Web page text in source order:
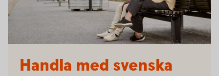
Handla med svenska